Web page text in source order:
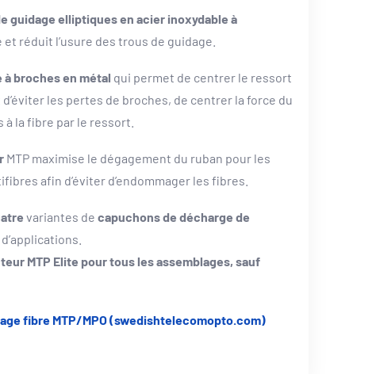
guidage elliptiques en acier inoxydable à
réduit l’usure des trous de guidage.
à broches en métal qui permet de centrer le ressort
les pertes de broches, de centrer la force du
à la fibre par le ressort.
MTP maximise le dégagement du ruban pour les
afin d’éviter d’endommager les fibres.
variantes de capuchons de décharge de
MTP Elite pour tous les assemblages, sauf
fibre MTP/MPO (swedishtelecomopto.com)